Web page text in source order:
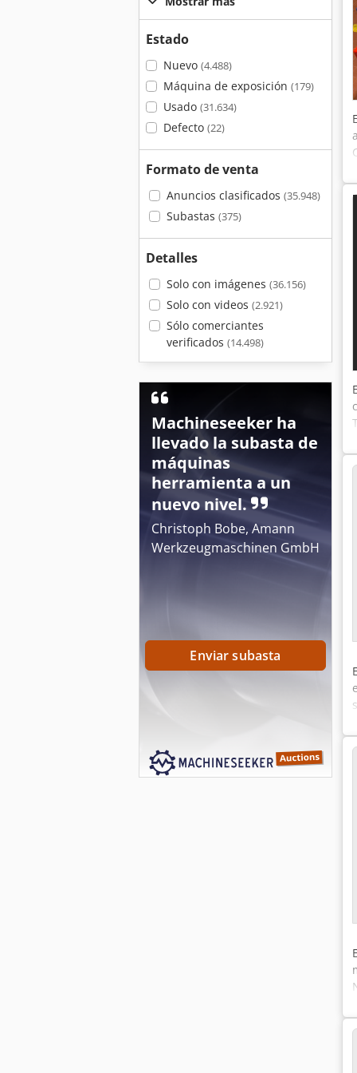
Estado
Nuevo (4.488)
Máquina de exposición (179)
Usado (31.634)
Defecto (22)
Formato de venta
Anuncios clasificados (35.948)
Subastas (375)
Detalles
Solo con imágenes (36.156)
Solo con videos (2.921)
Sólo comerciantes
verificados (14.498)
Machineseeker ha
llevado la subasta de
máquinas
herramienta a un
nuevo nivel.
Christoph Bobe, Amann
Werkzeugmaschinen GmbH
Enviar subasta